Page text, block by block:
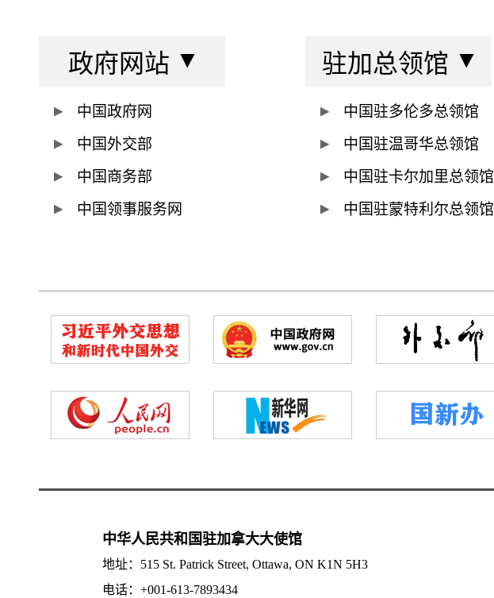
政府网站
中国政府网
中国外交部
中国商务部
中国领事服务网
驻加总领馆
中国驻多伦多总领馆
中国驻温哥华总领馆
中国驻卡尔加里总领馆
中国驻蒙特利尔总领馆
中华人民共和国驻加拿大大使馆
地址：515 St. Patrick Street, Ottawa, ON K1N 5H3
电话：+001-613-7893434